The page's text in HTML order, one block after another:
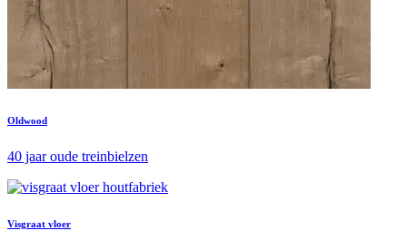
Oldwood
40 jaar oude treinbielzen
Visgraat vloer